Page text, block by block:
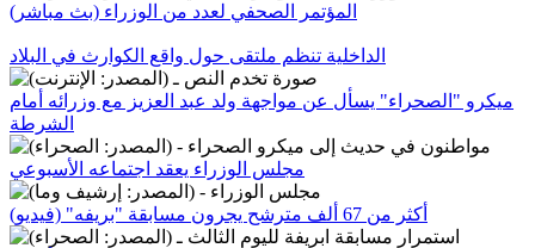
المؤتمر الصحفي لعدد من الوزراء (بث مباشر)
الداخلية تنظم ملتقى حول واقع الكوارث في البلاد
ميكرو "الصحراء" يسأل عن مواجهة ولد عبد العزيز مع وزرائه أمام
الشرطة
مجلس الوزراء يعقد اجتماعه الأسبوعي
أكثر من 67 ألف مترشح يجرون مسابقة "بريفه" (فيديو)